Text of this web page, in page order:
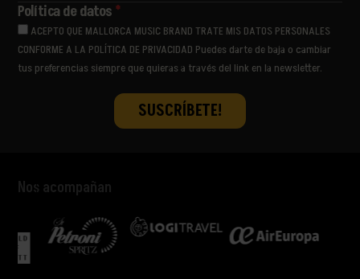
Política de datos *
ACEPTO QUE MALLORCA MUSIC BRAND TRATE MIS DATOS PERSONALES
CONFORME A LA POLÍTICA DE PRIVACIDAD Puedes darte de baja o cambiar
tus preferencias siempre que quieras a través del link en la newsletter.
Nos acompañan